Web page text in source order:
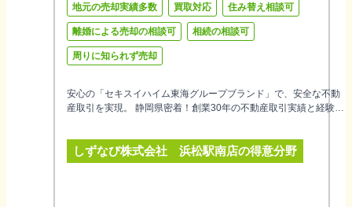
地元の売却実績多数 買取対応 住み替え相談可
離婚による売却の相談可 相続の相談可
周りに知られず売却
安心の「セキスイハイム東海グループブランド」で、安全な不動
産取引を実現。 静岡県密着！創業30年の不動産取引実績と経験。
します。 不動産のスペシャリストとして「この人、この会社にな
ら！」と安心してお任せいただけるよう、お客様のご相談に親身
しずなび株式会社 浜松駅南店の得意分野